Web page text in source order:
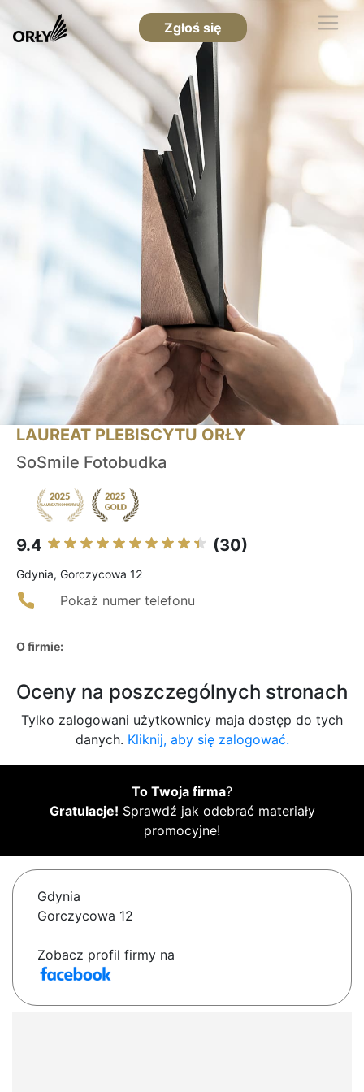
Zgłoś się
LAUREAT PLEBISCYTU ORŁY
SoSmile Fotobudka
9.4 (30)
Gdynia, Gorczycowa 12
Pokaż numer telefonu
O firmie:
Oceny na poszczególnych stronach
Tylko zalogowani użytkownicy maja dostęp do tych
danych. Kliknij, aby się zalogować.
To Twoja firma?
Gratulacje! Sprawdź jak odebrać materiały
promocyjne!
Gdynia
Gorczycowa 12
Zobacz profil firmy na